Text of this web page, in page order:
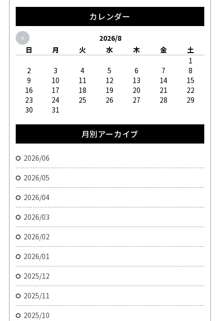
カレンダー
<
2026/8
日
月 火 水 木 金
土
1
2
3 4 5 6 7
8
9
10 11 12 13 14
15
16
17 18 19 20 21
22
23
24 25 26 27 28
29
30
31
月別アーカイブ
2026/06
2026/05
2026/04
2026/03
2026/02
2026/01
2025/12
2025/11
2025/10